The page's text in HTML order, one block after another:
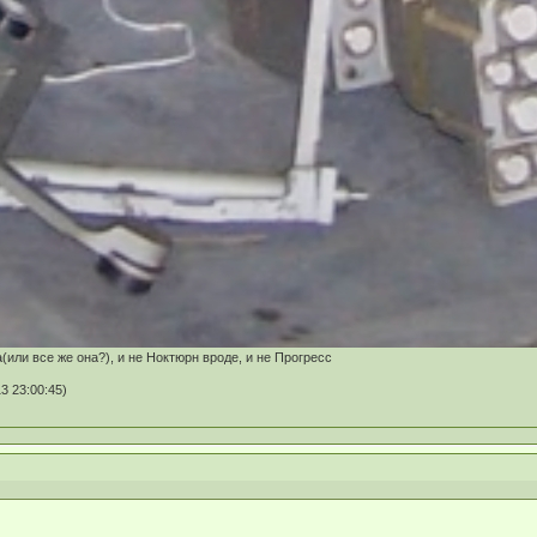
все же она?), и не Ноктюрн вроде, и не Прогресс
23:00:45)